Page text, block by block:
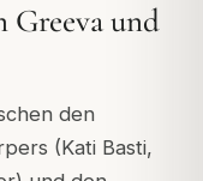
Greeva und
den
(Kati Basti,